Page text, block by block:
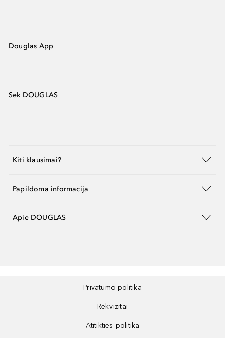
Douglas App
Sek DOUGLAS
Kiti klausimai?
Papildoma informacija
Apie DOUGLAS
Privatumo politika
Rekvizitai
Atitikties politika